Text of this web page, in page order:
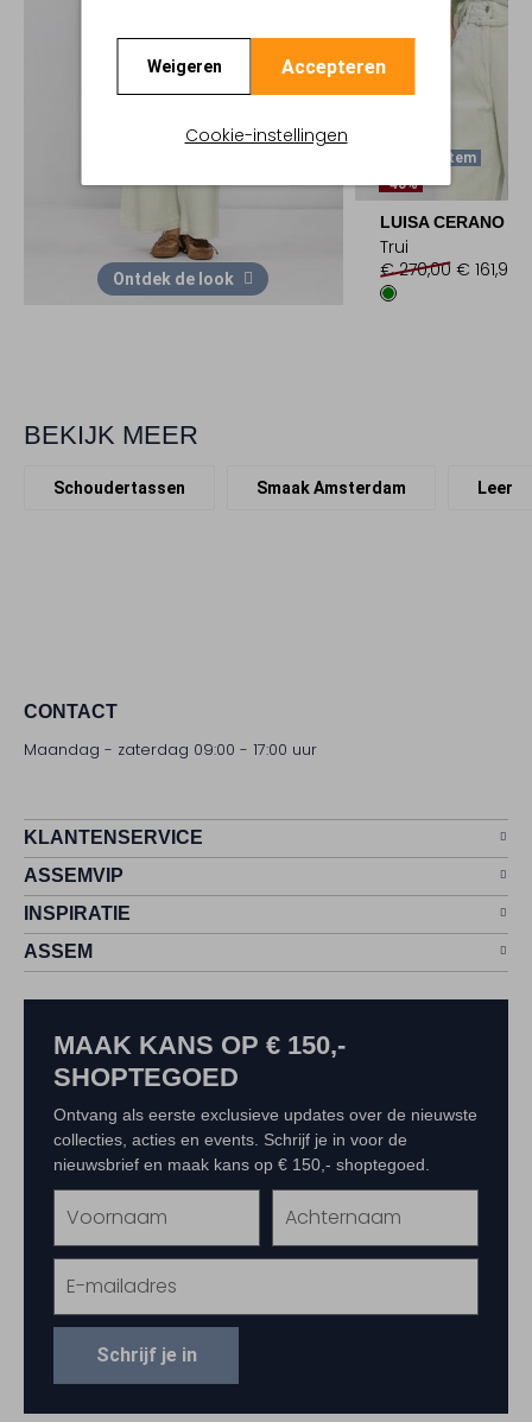
Weigeren Accepteren
Cookie-instellingen
Ontdek de look
Laatste Item
-40%
LUISA CERANO
Trui
€ 270,00 € 161,99
BEKIJK MEER
Schoudertassen Smaak Amsterdam Leer
CONTACT
Maandag - zaterdag 09:00 - 17:00 uur
KLANTENSERVICE
ASSEMVIP
INSPIRATIE
ASSEM
MAAK KANS OP € 150,-
SHOPTEGOED
Ontvang als eerste exclusieve updates over de nieuwste
collecties, acties en events. Schrijf je in voor de
nieuwsbrief en maak kans op € 150,- shoptegoed.
Schrijf je in